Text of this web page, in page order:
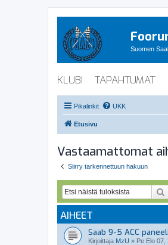
Suomen
KLUBI TAPAHTUMAT
Pikalinkit UKK
Etusivu
Vastaamattomat
Siirry tarkennettuun hakuun
AIHEET
Saab 9-5 ACC paneeli
Kirjoittaja MzU » Pe Elo 07,